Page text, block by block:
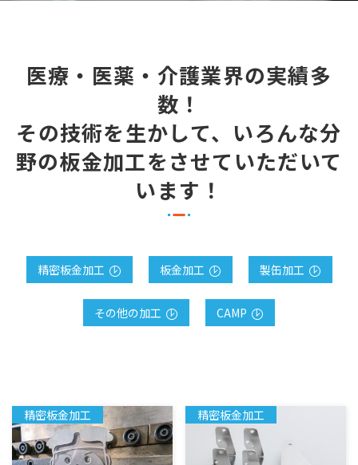
医療・医薬・介護業界の実績多
数！
その技術を生かして、いろんな分
野の板金加工をさせていただいて
います！
精密板金加工 板金加工 製缶加工
その他の加工 CAMP
精密板金加工 精密板金加工